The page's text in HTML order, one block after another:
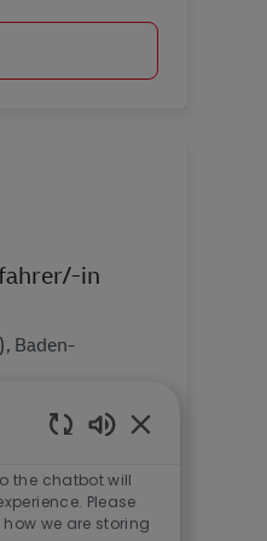
in
Baden-
Wann?
Deine Vorteile
im
mit 1.3...
the chatbot will
Please
how we are storing